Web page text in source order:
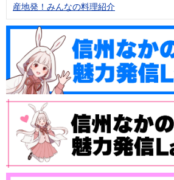
産地発！みんなの料理紹介